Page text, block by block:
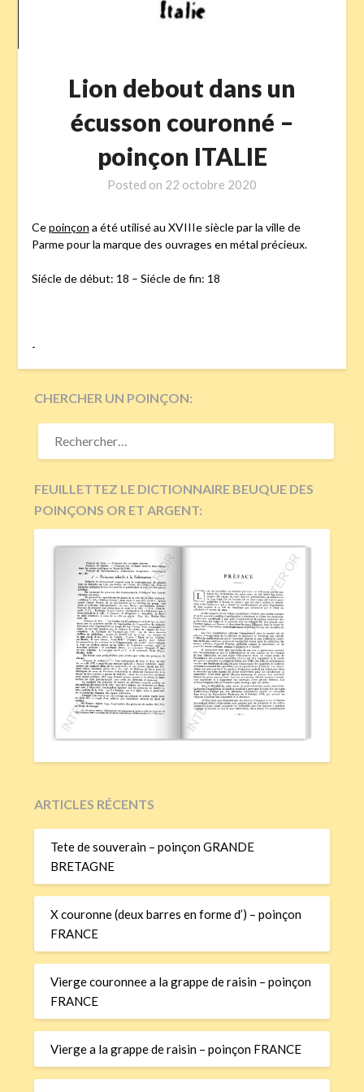
Lion debout dans un
écusson couronné –
poinçon ITALIE
Posted on 22 octobre 2020
Cepoinçon a été utilisé au XVIIIe siècle par la ville de
Parme pour la marque des ouvrages en métal précieux.
Siécle de début: 18 – Siécle de fin: 18
-
CHERCHER UN POINÇON:
RECHERCHER :
FEUILLETTEZ LE DICTIONNAIRE BEUQUE DES
POINÇONS OR ET ARGENT:
ARTICLES RÉCENTS
Tete de souverain – poinçon GRANDE
BRETAGNE
X couronne (deux barres en forme d’) – poinçon
FRANCE
Vierge couronnee a la grappe de raisin – poinçon
FRANCE
Vierge a la grappe de raisin – poinçon FRANCE